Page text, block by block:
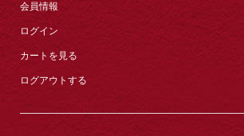
会員情報
ログイン
カートを見る
ログアウトする